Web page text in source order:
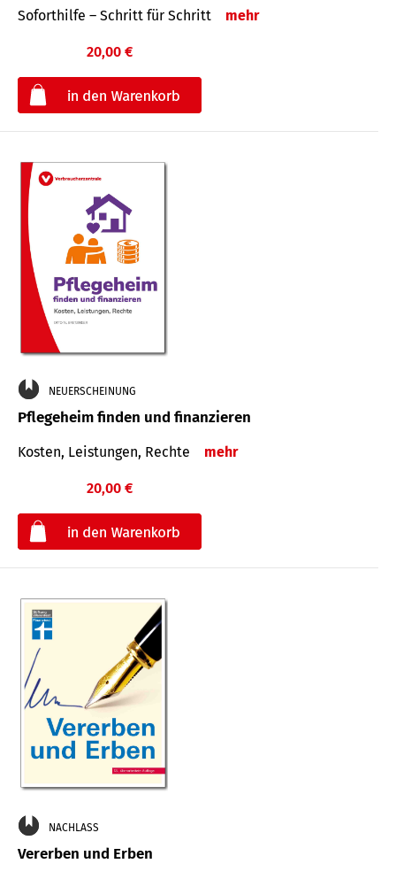
Soforthilfe – Schritt für Schritt mehr
20,00 €
NEUERSCHEINUNG
Pflegeheim finden und finanzieren
Kosten, Leistungen, Rechte mehr
20,00 €
NACHLASS
Vererben und Erben